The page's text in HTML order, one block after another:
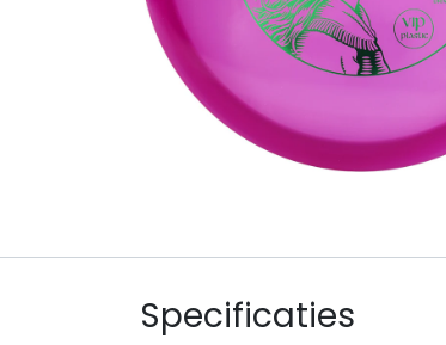
Specificaties